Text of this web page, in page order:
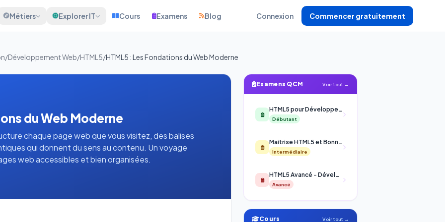
Métiers Explorer IT Cours Examens Blog Connexion Commencer gratuitement
/Développement Web/HTML5/HTML5 : Les Fondations du Web Moderne
du Web Moderne
chaque page web que vous visitez, des balises
qui donnent du sens au contenu. Un voyage
web accessibles et bien organisées.
Examens QCM Voir tout →
HTML5 pour Développeurs Débutants
Débutant
Maitrise HTML5 et Bonnes Pratiques Web
Intermédiaire
HTML5 Avancé - Développement Web
Avancé
Cours Voir tout →